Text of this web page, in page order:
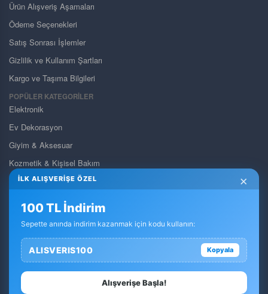
Ürün Alışveriş Aşamaları
Ödeme Seçenekleri
Satış Sonrası İşlemler
Gizlilik ve Kullanım Şartları
Kargo ve Taşıma Bilgileri
POPÜLER KATEGORİLER
Elektronik
Ev Dekorasyon
Giyim & Aksesuar
Kozmetik & Kişisel Bakım
Pet Shop
Takı & Gözlük & Saat
Yapı Market & Bahçe
Anne & Bebek & Oyuncak
Dolar Ürün Kategorisi
×
İLK ALIŞVERİŞE ÖZEL
100 TL İndirim
Sepette anında indirim kazanmak için kodu kullanın:
ALISVERIS100 Kopyala
Alışverişe Başla!